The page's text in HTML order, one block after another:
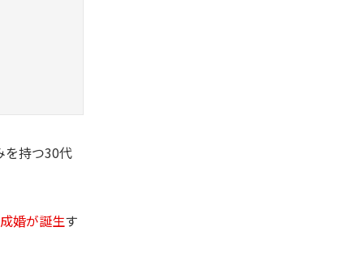
を持つ30代
婚が誕生す